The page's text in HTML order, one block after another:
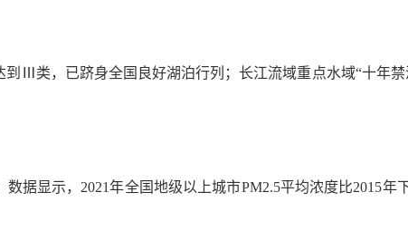
Ⅲ类，已跻身全国良好湖泊行列；长江流域重点水域“十年禁
显示，2021年全国地级以上城市PM2.5平均浓度比2015年